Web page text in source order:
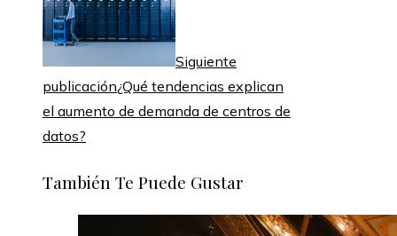
Siguiente
publicación¿Qué tendencias explican
el aumento de demanda de centros de
datos?
También Te Puede Gustar